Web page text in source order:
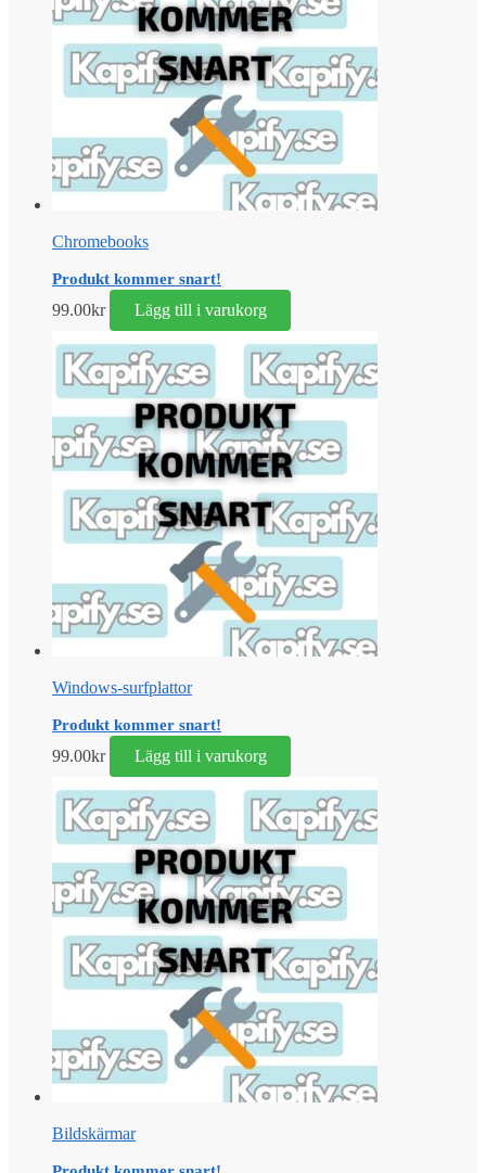
Chromebooks
Produkt kommer snart!
99.00kr Lägg till i varukorg
Windows-surfplattor
Produkt kommer snart!
99.00kr Lägg till i varukorg
Bildskärmar